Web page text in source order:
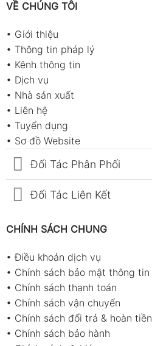
VỀ CHÚNG TÔI
• Giới thiệu
• Thông tin pháp lý
• Kênh thông tin
• Dịch vụ
• Nhà sản xuất
• Liên hệ
• Tuyển dụng
• Sơ đồ Website
Đối Tác Phân Phối
Đối Tác Liên Kết
CHÍNH SÁCH CHUNG
•Điều khoản dịch vụ
• Chính sách bảo mật thông tin
• Chính sách thanh toán
• Chính sách vận chuyển
• Chính sách đổi trả & hoàn tiền
• Chính sách bảo hành